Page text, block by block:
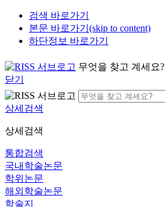
검색 바로가기
본문 바로가기(skip to content)
하단정보 바로가기
무엇을 찾고 계세요?
닫기
상세검색
상세검색
통합검색
국내학술논문
학위논문
해외학술논문
학술지